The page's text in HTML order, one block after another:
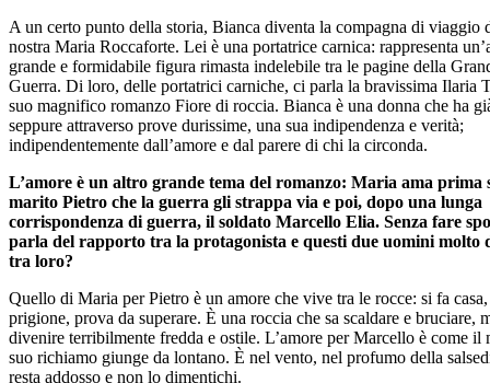
A un certo punto della storia, Bianca diventa la compagna di viaggio
nostra Maria Roccaforte. Lei è una portatrice carnica: rappresenta
grande e formidabile figura rimasta indelebile tra le pagine della
Guerra. Di loro, delle portatrici carniche, ci parla la bravissima Ilaria
suo magnifico romanzo Fiore di roccia. Bianca è una donna che ha
seppure attraverso prove durissime, una sua indipendenza e verità;
indipendentemente dall’amore e dal parere di chi la circonda.
L’amore è un altro grande tema del romanzo: Maria ama prima
marito Pietro che la guerra gli strappa via e poi, dopo una lunga
corrispondenza di guerra, il soldato Marcello Elia. Senza fare
parla del rapporto tra la protagonista e questi due uomini molto
tra loro?
Quello di Maria per Pietro è un amore che vive tra le rocce: si fa
prigione, prova da superare. È una roccia che sa scaldare e bruciare,
divenire terribilmente fredda e ostile. L’amore per Marcello è come il
suo richiamo giunge da lontano. È nel vento, nel profumo della
resta addosso e non lo dimentichi.